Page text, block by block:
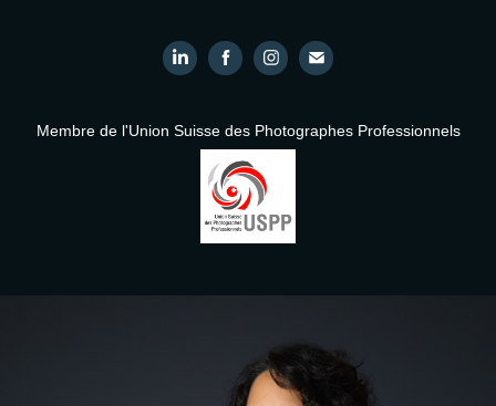
Membre de l'Union Suisse des Photographes Professionnels